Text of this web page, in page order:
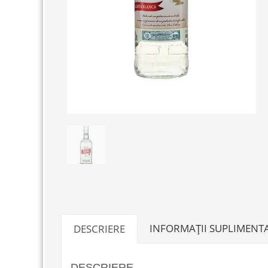
DESCRIERE INFORMAȚII